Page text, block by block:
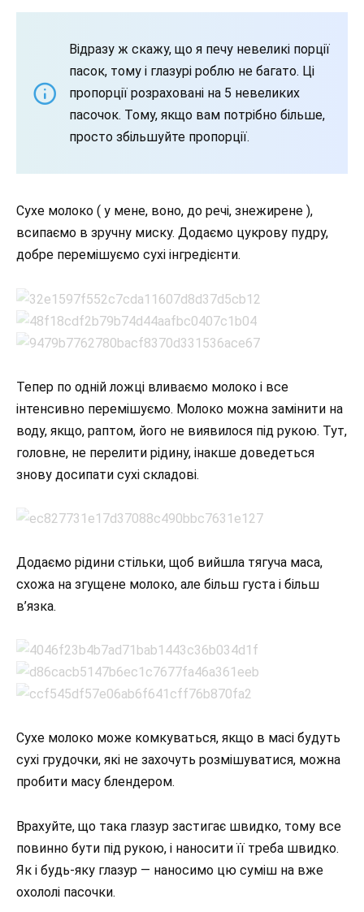
Відразу ж скажу, що я печу невеликі порції
пасок, тому і глазурі роблю не багато. Ці
пропорції розраховані на 5 невеликих
пасочок. Тому, якщо вам потрібно більше,
просто збільшуйте пропорції.
Сухе молоко ( у мене, воно, до речі, знежирене ),
всипаємо в зручну миску. Додаємо цукрову пудру,
добре перемішуємо сухі інгредієнти.
Тепер по одній ложці вливаємо молоко і все
інтенсивно перемішуємо. Молоко можна замінити на
воду, якщо, раптом, його не виявилося під рукою. Тут,
головне, не перелити рідину, інакше доведеться
знову досипати сухі складові.
Додаємо рідини стільки, щоб вийшла тягуча маса,
схожа на згущене молоко, але більш густа і більш
в’язка.
Сухе молоко може комкуваться, якщо в масі будуть
сухі грудочки, які не захочуть розмішуватися, можна
пробити масу блендером.
Врахуйте, що така глазур застигає швидко, тому все
повинно бути під рукою, і наносити її треба швидко.
Як і будь-яку глазур — наносимо цю суміш на вже
охололі пасочки.